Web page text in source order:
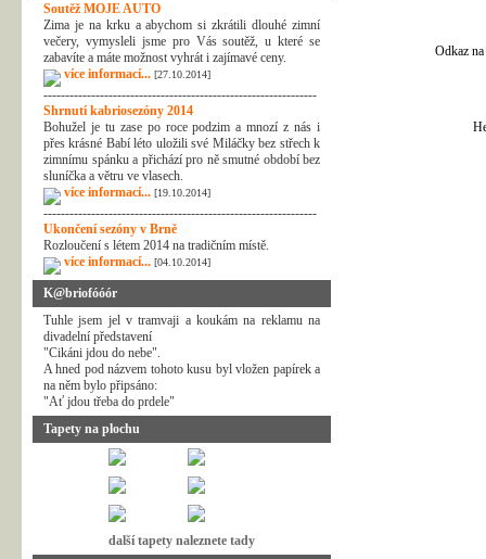
Soutěž MOJE AUTO
Zima je na krku a abychom si zkrátili dlouhé zimní
večery, vymysleli jsme pro Vás soutěž, u které se
zabavíte a máte možnost vyhrát i zajímavé ceny.
více informací... [27.10.2014]
---------------------------------------------------------------
Shrnutí kabriosezóny 2014
Bohužel je tu zase po roce podzim a mnozí z nás i
přes krásné Babí léto uložili své Miláčky bez střech k
zimnímu spánku a přichází pro ně smutné období bez
sluníčka a větru ve vlasech.
více informací... [19.10.2014]
---------------------------------------------------------------
Ukončení sezóny v Brně
Rozloučení s létem 2014 na tradičním místě.
více informací... [04.10.2014]
K@briofóóór
Tuhle jsem jel v tramvaji a koukám na reklamu na
divadelní představení
"Cikáni jdou do nebe".
A hned pod názvem tohoto kusu byl vložen papírek a
na něm bylo připsáno:
"Ať jdou třeba do prdele"
Tapety na plochu
další tapety naleznete tady
Odkaz